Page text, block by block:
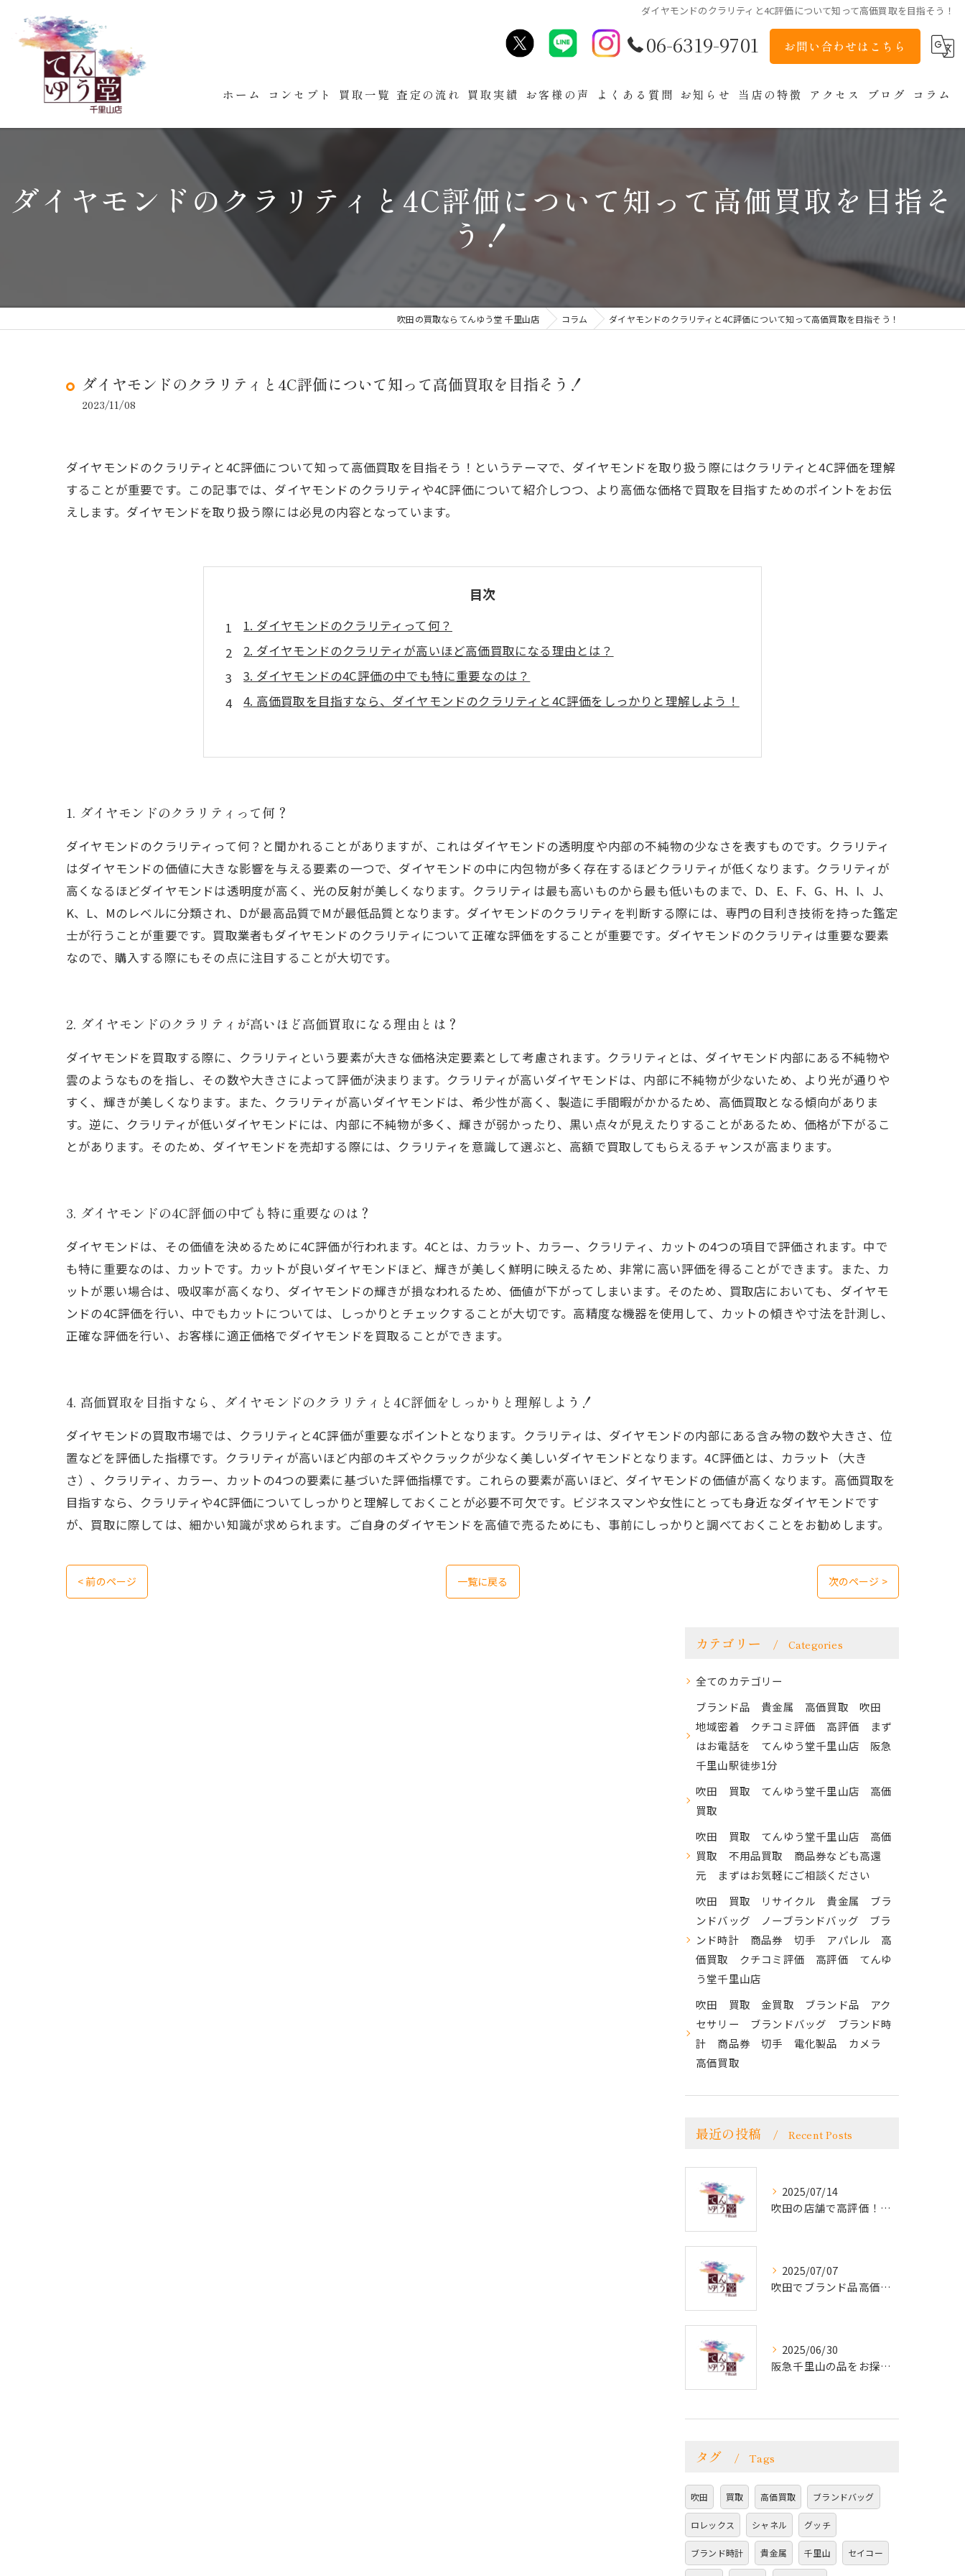
ダイヤモンドのクラリティと4C評価について知って高価買取を目指そう！
06-6319-9701 お問い合わせはこちら
ホーム コンセプト 買取一覧 査定の流れ 買取実績 お客様の声 よくある質問 お知らせ 当店の特徴
バッグ
アクセサリー
アクセス ブログ コラム
ダイヤモンドのクラリティと4C評価について知って高価買取を目指そ
う！
吹田の買取ならてんゆう堂 千里山店 コラム ダイヤモンドのクラリティと4C評価について知って高価買取を目指そう！
ダイヤモンドのクラリティと4C評価について知って高価買取を目指そう！
2023/11/08
ダイヤモンドのクラリティと4C評価について知って高価買取を目指そう！というテーマで、ダイヤモンドを取り扱う際にはクラリティと4C評価を理解
することが重要です。この記事では、ダイヤモンドのクラリティや4C評価について紹介しつつ、より高価な価格で買取を目指すためのポイントをお伝
えします。ダイヤモンドを取り扱う際には必見の内容となっています。
目次
1. ダイヤモンドのクラリティって何？
2. ダイヤモンドのクラリティが高いほど高価買取になる理由とは？
3. ダイヤモンドの4C評価の中でも特に重要なのは？
4. 高価買取を目指すなら、ダイヤモンドのクラリティと4C評価をしっかりと理解しよう！
1. ダイヤモンドのクラリティって何？
ダイヤモンドのクラリティって何？と聞かれることがありますが、これはダイヤモンドの透明度や内部の不純物の少なさを表すものです。クラリティ
はダイヤモンドの価値に大きな影響を与える要素の一つで、ダイヤモンドの中に内包物が多く存在するほどクラリティが低くなります。クラリティが
高くなるほどダイヤモンドは透明度が高く、光の反射が美しくなります。クラリティは最も高いものから最も低いものまで、D、E、F、G、H、I、J、
K、L、Mのレベルに分類され、Dが最高品質でMが最低品質となります。ダイヤモンドのクラリティを判断する際には、専門の目利き技術を持った鑑定
士が行うことが重要です。買取業者もダイヤモンドのクラリティについて正確な評価をすることが重要です。ダイヤモンドのクラリティは重要な要素
なので、購入する際にもその点に注目することが大切です。
2. ダイヤモンドのクラリティが高いほど高価買取になる理由とは？
ダイヤモンドを買取する際に、クラリティという要素が大きな価格決定要素として考慮されます。クラリティとは、ダイヤモンド内部にある不純物や
雲のようなものを指し、その数や大きさによって評価が決まります。クラリティが高いダイヤモンドは、内部に不純物が少ないため、より光が通りや
すく、輝きが美しくなります。また、クラリティが高いダイヤモンドは、希少性が高く、製造に手間暇がかかるため、高価買取となる傾向がありま
す。逆に、クラリティが低いダイヤモンドには、内部に不純物が多く、輝きが弱かったり、黒い点々が見えたりすることがあるため、価格が下がるこ
とがあります。そのため、ダイヤモンドを売却する際には、クラリティを意識して選ぶと、高額で買取してもらえるチャンスが高まります。
3. ダイヤモンドの4C評価の中でも特に重要なのは？
ダイヤモンドは、その価値を決めるために4C評価が行われます。4Cとは、カラット、カラー、クラリティ、カットの4つの項目で評価されます。中で
も特に重要なのは、カットです。カットが良いダイヤモンドほど、輝きが美しく鮮明に映えるため、非常に高い評価を得ることができます。また、カ
ットが悪い場合は、吸収率が高くなり、ダイヤモンドの輝きが損なわれるため、価値が下がってしまいます。そのため、買取店においても、ダイヤモ
ンドの4C評価を行い、中でもカットについては、しっかりとチェックすることが大切です。高精度な機器を使用して、カットの傾きや寸法を計測し、
正確な評価を行い、お客様に適正価格でダイヤモンドを買取ることができます。
4. 高価買取を目指すなら、ダイヤモンドのクラリティと4C評価をしっかりと理解しよう！
ダイヤモンドの買取市場では、クラリティと4C評価が重要なポイントとなります。クラリティは、ダイヤモンドの内部にある含み物の数や大きさ、位
置などを評価した指標です。クラリティが高いほど内部のキズやクラックが少なく美しいダイヤモンドとなります。4C評価とは、カラット（大き
さ）、クラリティ、カラー、カットの4つの要素に基づいた評価指標です。これらの要素が高いほど、ダイヤモンドの価値が高くなります。高価買取を
目指すなら、クラリティや4C評価についてしっかりと理解しておくことが必要不可欠です。ビジネスマンや女性にとっても身近なダイヤモンドです
が、買取に際しては、細かい知識が求められます。ご自身のダイヤモンドを高値で売るためにも、事前にしっかりと調べておくことをお勧めします。
< 前のページ 一覧に戻る 次のページ >
カテゴリー Categories
全てのカテゴリー
ブランド品 貴金属 高価買取 吹田
地域密着 クチコミ評価 高評価 まず
はお電話を てんゆう堂千里山店 阪急
千里山駅徒歩1分
吹田 買取 てんゆう堂千里山店 高価
買取
吹田 買取 てんゆう堂千里山店 高価
買取 不用品買取 商品券なども高還
元 まずはお気軽にご相談ください
吹田 買取 リサイクル 貴金属 ブラ
ンドバッグ ノーブランドバッグ ブラ
ンド時計 商品券 切手 アパレル 高
価買取 クチコミ評価 高評価 てんゆ
う堂千里山店
吹田 買取 金買取 ブランド品 アク
セサリー ブランドバッグ ブランド時
計 商品券 切手 電化製品 カメラ
高価買取
最近の投稿 Recent Posts
2025/07/14
吹田の店舗で高評価！クチコミが語る貴金属とブランド品買取の魅力
2025/07/07
吹田でブランド品高価買取！電話で簡単相談
2025/06/30
阪急千里山の品をお探しなら！ブランド品・貴金属を高価買取で手放すチャンス!
タグ Tags
吹田 買取 高価買取 ブランドバッグ
ロレックス シャネル グッチ
ブランド時計 貴金属 千里山 セイコー